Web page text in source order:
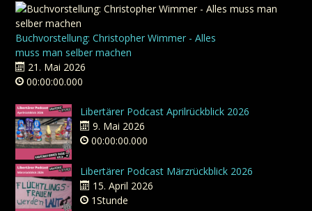
Buchvorstellung: Christopher Wimmer - Alles
muss man selber machen
21. Mai 2026
00:00:00.000
Libertärer Podcast Aprilrückblick 2026
9. Mai 2026
00:00:00.000
Libertärer Podcast Märzrückblick 2026
15. April 2026
1Stunde